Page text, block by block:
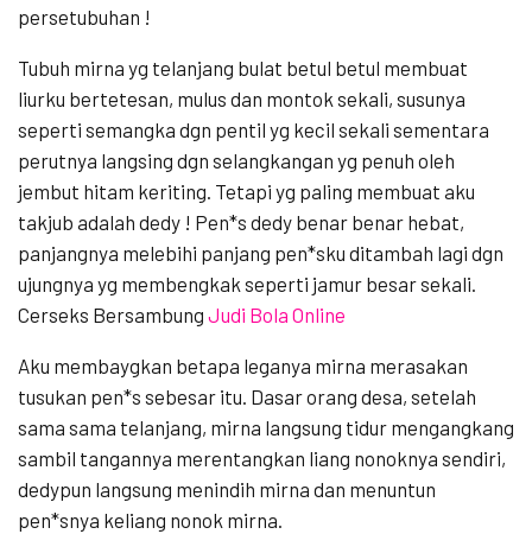
persetubuhan !
Tubuh mirna yg telanjang bulat betul betul membuat
liurku bertetesan, mulus dan montok sekali, susunya
seperti semangka dgn pentil yg kecil sekali sementara
perutnya langsing dgn selangkangan yg penuh oleh
jembut hitam keriting. Tetapi yg paling membuat aku
takjub adalah dedy ! Pen*s dedy benar benar hebat,
panjangnya melebihi panjang pen*sku ditambah lagi dgn
ujungnya yg membengkak seperti jamur besar sekali.
Cerseks Bersambung Judi Bola Online
Aku membaygkan betapa leganya mirna merasakan
tusukan pen*s sebesar itu. Dasar orang desa, setelah
sama sama telanjang, mirna langsung tidur mengangkang
sambil tangannya merentangkan liang nonoknya sendiri,
dedypun langsung menindih mirna dan menuntun
pen*snya keliang nonok mirna.